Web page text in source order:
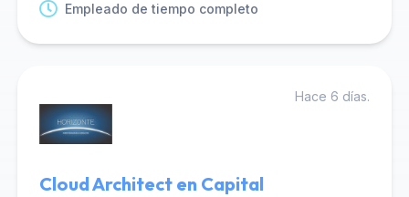
Empleado de tiempo completo
Hace 6 días.
Cloud Architect en Capital